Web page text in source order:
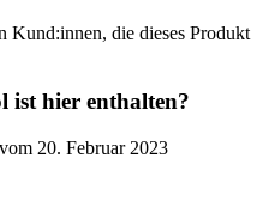
Kund:innen, die dieses Produkt
ist hier enthalten?
20. Februar 2023